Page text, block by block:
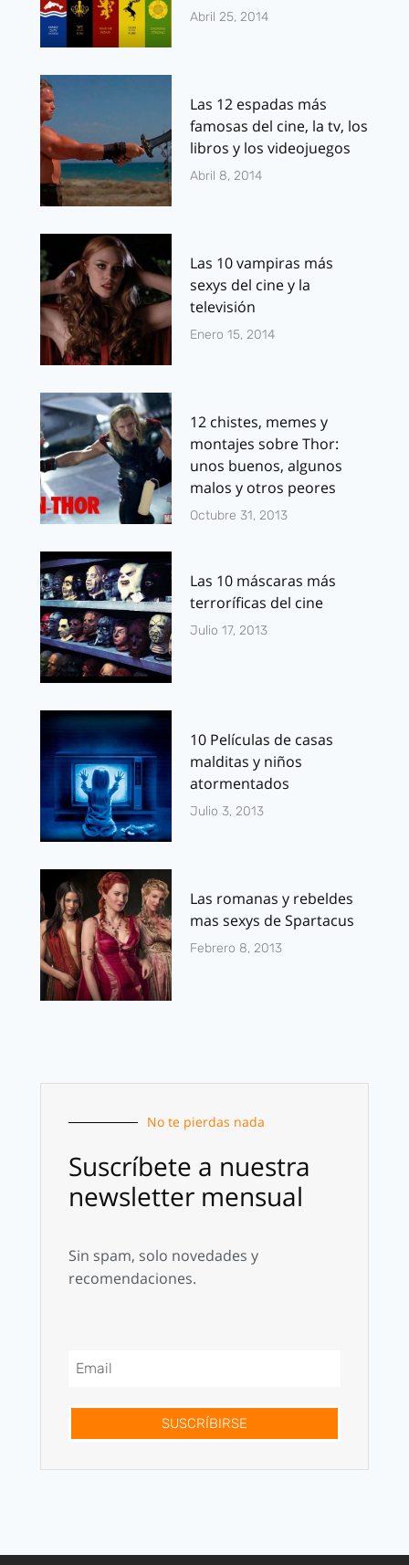
Abril 25, 2014
Las 12 espadas más
famosas del cine, la tv, los
libros y los videojuegos
Abril 8, 2014
Las 10 vampiras más
sexys del cine y la
televisión
Enero 15, 2014
12 chistes, memes y
montajes sobre Thor:
unos buenos, algunos
malos y otros peores
Octubre 31, 2013
Las 10 máscaras más
terroríficas del cine
Julio 17, 2013
10 Películas de casas
malditas y niños
atormentados
Julio 3, 2013
Las romanas y rebeldes
mas sexys de Spartacus
Febrero 8, 2013
No te pierdas nada
Suscríbete a nuestra
newsletter mensual
Sin spam, solo novedades y
recomendaciones.
SUSCRÍBIRSE